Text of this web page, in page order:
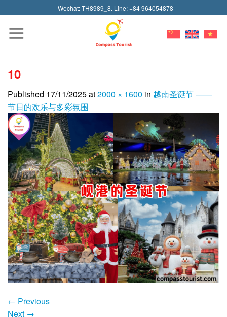
to
content
Wechat: TH8989_8. Line: +84 964054878
10
Published 17/11/2025at2000 × 1600 in 越南圣诞节 ——
节日的欢乐与多彩氛围
← Previous
Next →